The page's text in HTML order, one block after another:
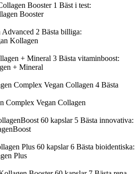
1 Bäst i test:
Booster
2 Bästa billiga:
Kollagen
3 Bästa vitaminboost:
+ Mineral
4 Bästa
Complex Vegan Collagen
5 Bästa innovativa:
6 Bästa bioidentiska:
Plus